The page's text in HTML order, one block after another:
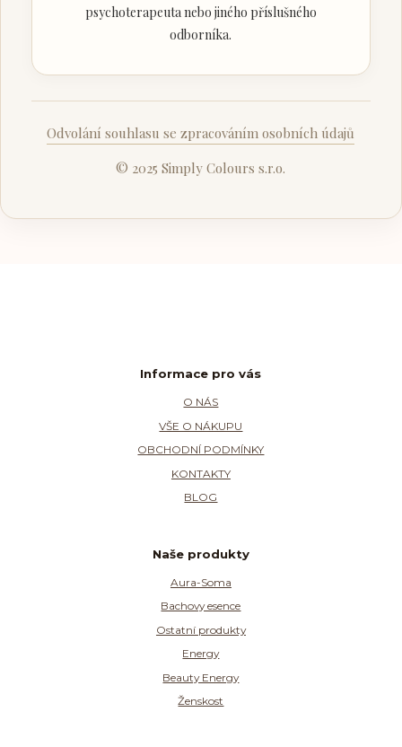
psychoterapeuta nebo jiného příslušného
odborníka.
Odvolání souhlasu se zpracováním osobních údajů
© 2025 Simply Colours s.r.o.
Informace pro vás
O NÁS
VŠE O NÁKUPU
OBCHODNÍ PODMÍNKY
KONTAKTY
BLOG
Naše produkty
Aura-Soma
Bachovy esence
Ostatní produkty
Energy
Beauty Energy
Ženskost